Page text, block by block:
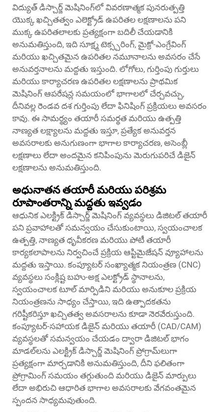
విద్యుత్ డిస్చార్జ్ మెషినింగ్‌లో వివరణాత్మక పునరుత్పత్తి
యొక్క ఖచ్చితత్వం ఎలెక్ట్రోడ్ ఉపరితల లక్షణాలను పని
ముక్క ఉపరితలాలకు ప్రత్యక్షంగా బదిలీ చేయడానికి
అనుమతిస్తుంది, ఇది సూక్ష్మ టెక్స్చరింగ్, మైక్రో-ఎంగ్రేవింగ్
మరియు ఖచ్చితమైన ఉపరితల నమూనాలను అవసరం చేసే
అనువర్తనాలను మద్దతు ఇస్తుంది. లోగోలు, గుర్తింపు గుర్తులు
మరియు కార్యాచరణ ఉపరితల లక్షణాలను ప్రాథమిక
మెషినింగ్ ఆపరేషన్ల సమయంలో భాగాలలో చేర్చవచ్చు,
దీనివల్ల రెండవ దశ గుర్తింపు లేదా ఫినిషింగ్ ప్రక్రియలు అవసరం
కావు. ఈ సామర్థ్యం తయారీ సమర్థత మరియు ఉత్పత్తి
నాణ్యత లక్ష్యాలను మద్దతు ఇస్తూ, ప్రత్యేక అనువర్తన
అవసరాలకు అనుగుణంగా భాగాల కార్యాచరణ, అసెంబ్లీ
లక్షణాలు లేదా అందమైన కనిపింపును మెరుగుపరిచే డిజైన్
లక్షణాలను అనుమతిస్తుంది.
అధునాతన తయారీ మరియు పరిశ్రమ
రూపాంతరాన్ని మద్దతు ఇవ్వడం
ఆధునిక ఎలక్ట్రిక్ డిస్చార్జ్ మెషినింగ్ వ్యవస్థలు డిజిటల్ తయారీ
పని ప్రవాహాలతో సమన్వయం చేసుకుంటాయి, స్వయంచాలక
ఉత్పత్తి, నాణ్యత ధృవీకరణ మరియు పోటీ తయారీ
కార్యకలాపాలను నిర్వచించే ప్రక్రియ ఆప్టిమైజేషన్ వ్యూహాలను
మద్దతు ఇస్తాయి. కంప్యూటర్ సంఖ్యాత్మక నియంత్రణ (CNC)
వ్యవస్థలు సంక్లిష్ట బహు-అక్ష ఎలక్ట్రోడ్ స్థానాలను,
స్వయంచాలక టూల్ మార్పిడిని మరియు అనుకూల ప్రక్రియ
నియంత్రణను సాధ్యం చేస్తాయి, ఇది ఉత్పాదకతను
గరిష్టీకరిస్తూ ఖచ్చితత్వ అవసరాలను కూడా నెరవేరుస్తుంది.
కంప్యూటర్-సహాయక డిజైన్ మరియు తయారీ (CAD/CAM)
వ్యవస్థలతో సమన్వయం చేయడం ద్వారా డిజిటల్ భాగం
మాడల్‌లను ఎలక్ట్రిక్ డిస్చార్జ్ మెషినింగ్ ప్రోగ్రామ్‌లుగా
ప్రత్యక్షంగా మార్చడానికి అనుమతిస్తుంది, దీని ఫలితంగా
ప్రోగ్రామింగ్ సమయం తగ్గుతుంది మరియు డిజైన్ మార్పులు
లేదా అభిరుచి ఆధారిత భాగాల అవసరాలకు వేగవంతమైన
స్పందన సాధ్యమవుతుంది.